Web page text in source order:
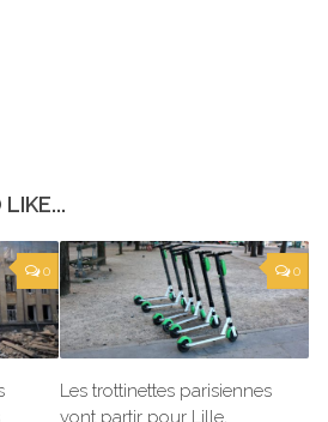
0 0
Les trottinettes parisiennes
vont partir pour Lille,